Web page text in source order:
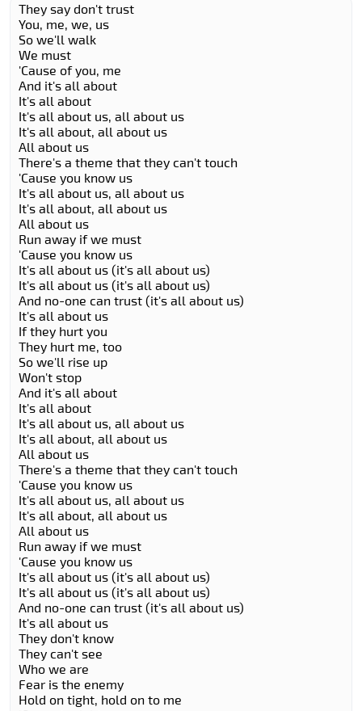
They say don't trust
You, me, we, us
So we'll walk
We must
'Cause of you, me
And it's all about
It's all about
It's all about us, all about us
It's all about, all about us
All about us
There's a theme that they can't touch
'Cause you know us
It's all about us, all about us
It's all about, all about us
All about us
Run away if we must
'Cause you know us
It's all about us (it's all about us)
It's all about us (it's all about us)
And no-one can trust (it's all about us)
It's all about us
If they hurt you
They hurt me, too
So we'll rise up
Won't stop
And it's all about
It's all about
It's all about us, all about us
It's all about, all about us
All about us
There's a theme that they can't touch
'Cause you know us
It's all about us, all about us
It's all about, all about us
All about us
Run away if we must
'Cause you know us
It's all about us (it's all about us)
It's all about us (it's all about us)
And no-one can trust (it's all about us)
It's all about us
They don't know
They can't see
Who we are
Fear is the enemy
Hold on tight, hold on to me